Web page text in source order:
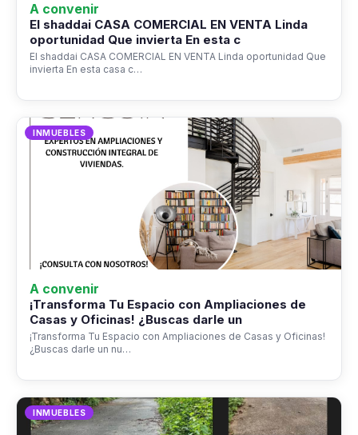
A convenir
El shaddai CASA COMERCIAL EN VENTA Linda
oportunidad Que invierta En esta c
El shaddai CASA COMERCIAL EN VENTA Linda oportunidad Que
invierta En esta casa c…
INMUEBLES
A convenir
¡Transforma Tu Espacio con Ampliaciones de
Casas y Oficinas! ¿Buscas darle un
¡Transforma Tu Espacio con Ampliaciones de Casas y Oficinas!
¿Buscas darle un nu…
INMUEBLES